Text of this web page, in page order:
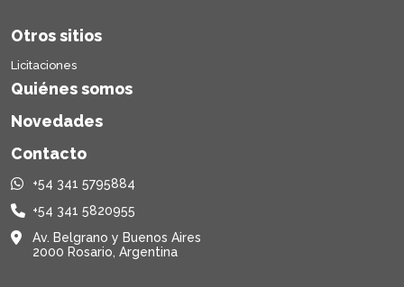
Otros sitios
Licitaciones
Quiénes somos
Novedades
Contacto
+54 341 5795884
+54 341 5820955
Av. Belgrano y Buenos Aires
2000 Rosario, Argentina